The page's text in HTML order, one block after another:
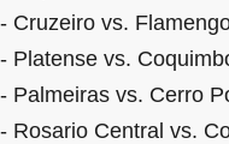
- Cruzeiro vs.
- Platense vs.
- Palmeiras vs. Cerro
- Rosario Central vs.